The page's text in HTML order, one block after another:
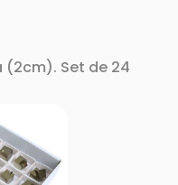
(2cm). Set de 24